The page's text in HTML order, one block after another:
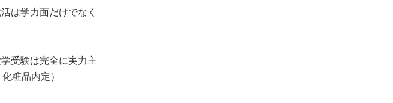
は学力面だけでなく
受験は完全に実力主
粧品内定）